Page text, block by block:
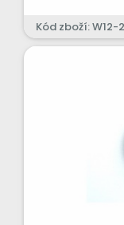
Kód zboží: W12-